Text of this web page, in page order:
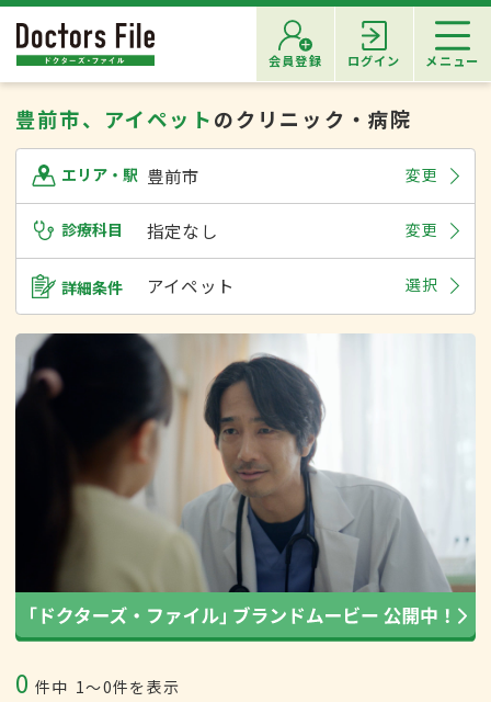
会員登録 ログイン メニュー
豊前市、アイペットのクリニック・病院
エリア・駅 豊前市 変更
診療科目 指定なし 変更
詳細条件 アイペット 選択
0 件中 1〜0件を表示